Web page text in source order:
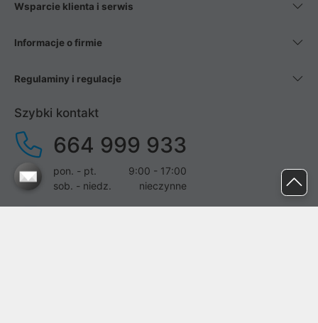
Wsparcie klienta i serwis
Informacje o firmie
Regulaminy i regulacje
Szybki kontakt
664 999 933
pon. - pt.
9:00 - 17:00
sob. - niedz.
nieczynne